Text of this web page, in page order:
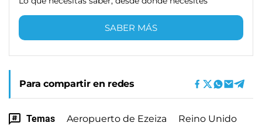
SABER MÁS
Para compartir en redes
Temas Aeropuerto de Ezeiza Reino Unido